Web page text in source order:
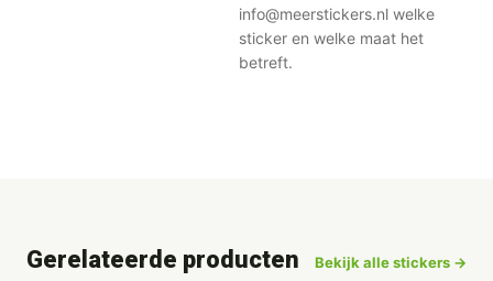
info@meerstickers.nl welke
sticker en welke maat het
betreft.
Gerelateerde producten Bekijk alle stickers →